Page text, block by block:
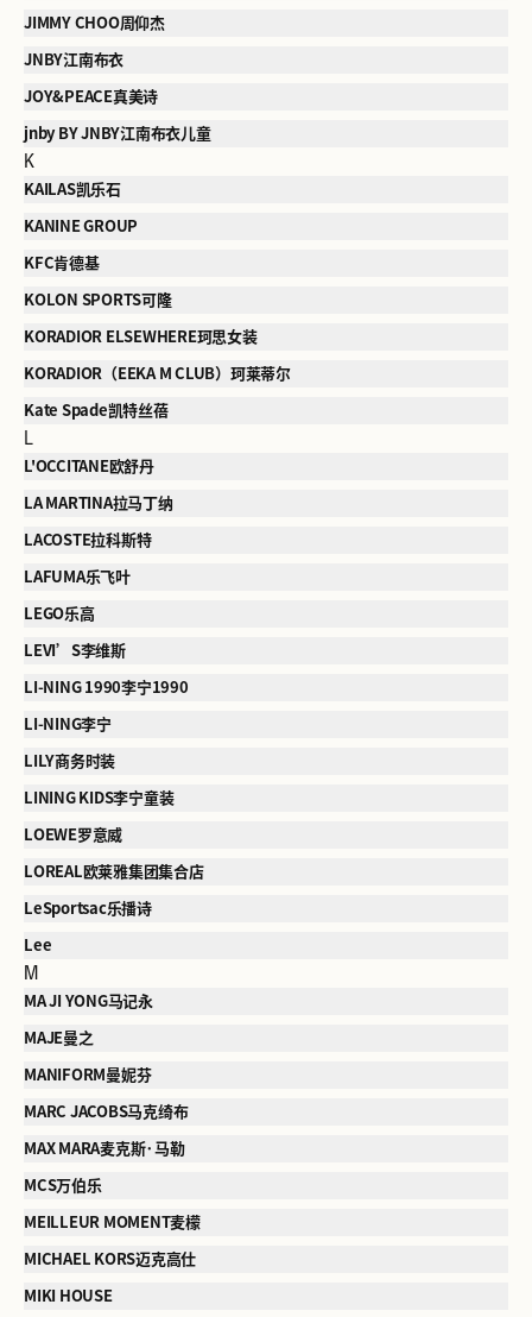
JIMMY CHOO周仰杰
JNBY江南布衣
JOY&PEACE真美诗
jnby BY JNBY江南布衣儿童
K
KAILAS凯乐石
KANINE GROUP
KFC肯德基
KOLON SPORTS可隆
KORADIOR ELSEWHERE珂思女装
KORADIOR（EEKA M CLUB）珂莱蒂尔
Kate Spade凯特丝蓓
L
L'OCCITANE欧舒丹
LA MARTINA拉马丁纳
LACOSTE拉科斯特
LAFUMA乐飞叶
LEGO乐高
LEVI’S李维斯
LI-NING 1990李宁1990
LI-NING李宁
LILY商务时装
LINING KIDS李宁童装
LOEWE罗意威
LOREAL欧莱雅集团集合店
LeSportsac乐播诗
Lee
M
MA JI YONG马记永
MAJE曼之
MANIFORM曼妮芬
MARC JACOBS马克绮布
MAX MARA麦克斯·马勒
MCS万伯乐
MEILLEUR MOMENT麦檬
MICHAEL KORS迈克高仕
MIKI HOUSE